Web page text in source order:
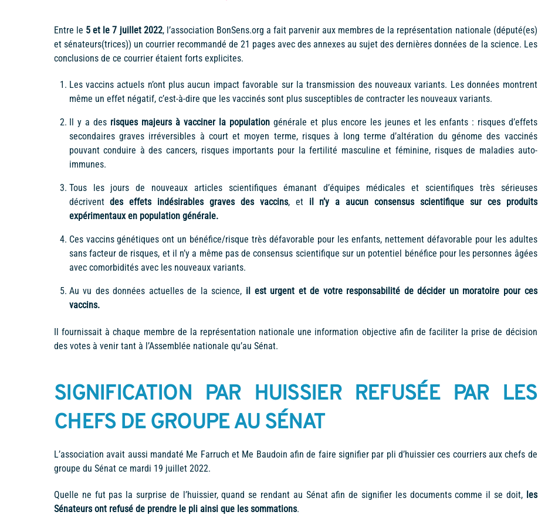
Entre le 5 et le 7 juillet 2022, l’association BonSens.org a fait parvenir aux membres de la représentation nationale (député(es)
et sénateurs(trices)) un courrier recommandé de 21 pages avec des annexes au sujet des dernières données de la science. Les
conclusions de ce courrier étaient forts explicites.
Les vaccins actuels n’ont plus aucun impact favorable sur la transmission des nouveaux variants. Les données montrent
même un effet négatif, c’est-à-dire que les vaccinés sont plus susceptibles de contracter les nouveaux variants.
Il y a des risques majeurs à vacciner la population générale et plus encore les jeunes et les enfants : risques d’effets
secondaires graves irréversibles à court et moyen terme, risques à long terme d’altération du génome des vaccinés
pouvant conduire à des cancers, risques importants pour la fertilité masculine et féminine, risques de maladies auto-
immunes.
Tous les jours de nouveaux articles scientifiques émanant d’équipes médicales et scientifiques très sérieuses
décriventdes effets indésirables graves des vaccins, et il n’y a aucun consensus scientifique sur ces produits
expérimentaux en population générale.
Ces vaccins génétiques ont un bénéfice/risque très défavorable pour les enfants, nettement défavorable pour les adultes
sans facteur de risques, et il n’y a même pas de consensus scientifique sur un potentiel bénéfice pour les personnes âgées
avec comorbidités avec les nouveaux variants.
Au vu des données actuelles de la science, il est urgent et de votre responsabilité de décider un moratoire pour ces
vaccins.
Il fournissait à chaque membre de la représentation nationale une information objective afin de faciliter la prise de décision
des votes à venir tant à l’Assemblée nationale qu’au Sénat.
SIGNIFICATION PAR HUISSIER REFUSÉE PAR LES
CHEFS DE GROUPE AU SÉNAT
L’association avait aussi mandaté Me Farruch et Me Baudoin afin de faire signifier par pli d’huissier ces courriers aux chefs de
groupe du Sénat ce mardi 19 juillet 2022.
Quelle ne fut pas la surprise de l’huissier, quand se rendant au Sénat afin de signifier les documents comme il se doit, les
Sénateurs ont refusé de prendre le pli ainsi que les sommations.